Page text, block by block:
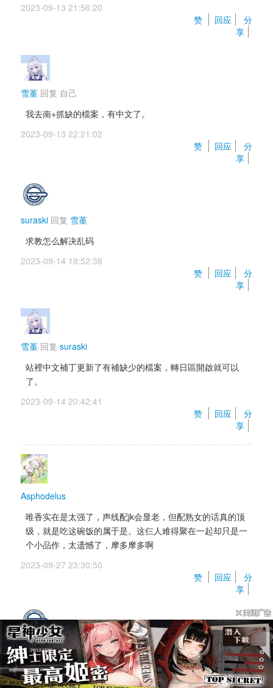
2023-09-13 21:56:20
赞
回应
分
享
雪堇 回复 自己
我去南+抓缺的檔案，有中文了。
2023-09-13 22:21:02
赞
回应
分
享
suraski 回复 雪堇
求教怎么解决乱码
2023-09-14 18:52:38
赞
回应
分
享
雪堇 回复 suraski
站裡中文補丁更新了有補缺少的檔案，轉日區開啟就可以
了。
2023-09-14 20:42:41
赞
回应
分
享
Asphodelus
唯香实在是太强了，声线配jk会显老，但配熟女的话真的顶
级，就是吃这碗饭的属于是。这仨人难得聚在一起却只是一
个小品作，太遗憾了，摩多摩多啊
2023-09-27 23:30:50
赞
回应
分
享
时代23333 回复 Asphodelus
怕是以后都不会有了 资历越高 越会用新人配量大的 成本也
是个问题